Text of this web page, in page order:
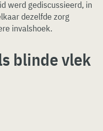
werd gediscussieerd, in
dezelfde zorg
invalshoek.
blinde vlek